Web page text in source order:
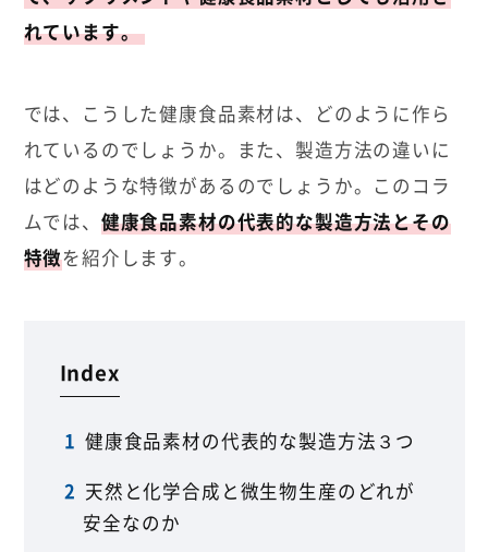
れています。
では、こうした健康食品素材は、どのように作ら
れているのでしょうか。また、製造方法の違いに
はどのような特徴があるのでしょうか。このコラ
ムでは、 健康食品素材の代表的な製造方法とその
特徴を紹介します。
Index
健康食品素材の代表的な製造方法３つ
天然と化学合成と微生物生産のどれが
安全なのか